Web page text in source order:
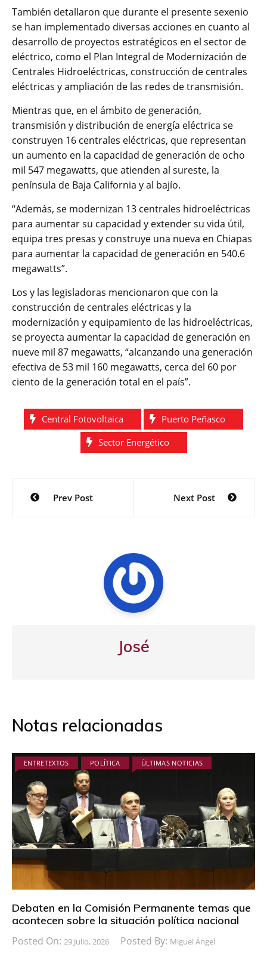
También detallaron que durante el presente sexenio
se han implementado diversas acciones en cuanto al
desarrollo de proyectos estratégicos en el sector de
eléctrico, como el Plan Integral de Modernización de
Centrales Hidroeléctricas, construcción de centrales
eléctricas y ampliación de las redes de transmisión.
Mientras que, en el ámbito de generación,
transmisión y distribución de energía eléctrica se
construyen 16 centrales eléctricas, que representan
un aumento en la capacidad de generación de ocho
mil 547 megawatts, que atienden al sureste, la
península de Baja California y al bajío.
“Además, se modernizan 13 centrales hidroeléctricas
para aumentar su capacidad y extender su vida útil,
equipa tres presas y construye una nueva en Chiapas
para aumentar la capacidad de generación en 540.6
megawatts”.
Los y las legisladoras mencionaron que con la
construcción de centrales eléctricas y la
modernización y equipamiento de las hidroeléctricas,
se proyecta aumentar la capacidad de generación en
nueve mil 87 megawatts, “alcanzando una generación
efectiva de 53 mil 160 megawatts, cerca del 60 por
ciento de la generación total en el país”.
Central Fotovoltaica
Puerto Peñasco
Sector Energético
Navegación
Prev Post Next Post
José
Notas relacionadas
ENTRETEXTOS POLÍTICA ÚLTIMAS NOTICIAS
Debaten en la Comisión Permanente temas que
acontecen sobre la situación política nacional
Posted On: 29 Julio, 2026 Posted By: Miguel Ángel